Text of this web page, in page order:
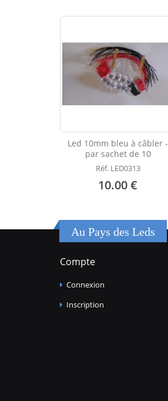
Led 10mm bleu à câbler -
par sachet de 10
Réf. LED0313
10.00 €
Au Pays des Leds
Compte
Connexion
Inscription